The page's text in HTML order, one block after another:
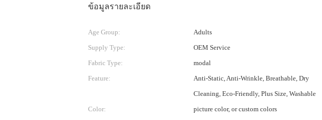
ข้อมูลรายละเอียด
Age Group: Adults
Supply Type:
OEM Service
Fabric Type:
modal
Feature:
Anti-Static, Anti-Wrinkle, Breathable, Dry
Cleaning, Eco-Friendly, Plus Size, Washable
Color: picture color, or custom colors